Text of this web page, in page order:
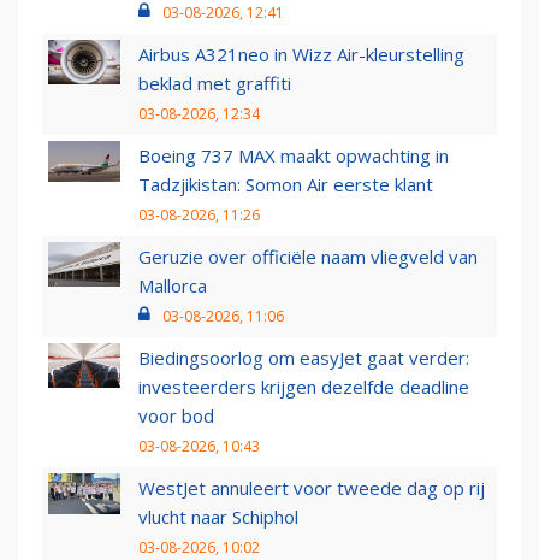
03-08-2026, 12:41
Airbus A321neo in Wizz Air-kleurstelling
beklad met graffiti
03-08-2026, 12:34
Boeing 737 MAX maakt opwachting in
Tadzjikistan: Somon Air eerste klant
03-08-2026, 11:26
Geruzie over officiële naam vliegveld van
Mallorca
03-08-2026, 11:06
Biedingsoorlog om easyJet gaat verder:
investeerders krijgen dezelfde deadline
voor bod
03-08-2026, 10:43
WestJet annuleert voor tweede dag op rij
vlucht naar Schiphol
03-08-2026, 10:02